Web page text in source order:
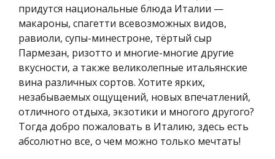
придутся национальные блюда Италии —
макароны, спагетти всевозможных видов,
равиоли, супы-минестроне, тёртый сыр
Пармезан, ризотто и многие-многие другие
вкусности, а также великолепные итальянские
вина различных сортов. Хотите ярких,
незабываемых ощущений, новых впечатлений,
отличного отдыха, экзотики и многого другого?
Тогда добро пожаловать в Италию, здесь есть
абсолютно все, о чем можно только мечтать!